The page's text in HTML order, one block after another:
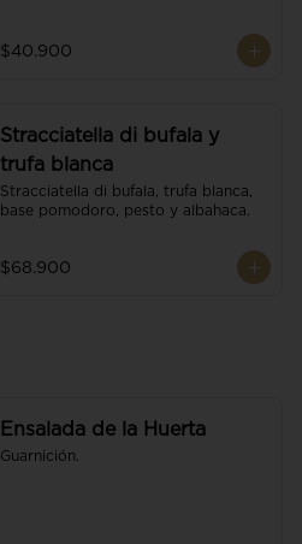
$40.900
Stracciatella di bufala y
trufa blanca
Stracciatella di bufala, trufa blanca,
base pomodoro, pesto y albahaca.
$68.900
Ensalada de la Huerta
Guarnición.